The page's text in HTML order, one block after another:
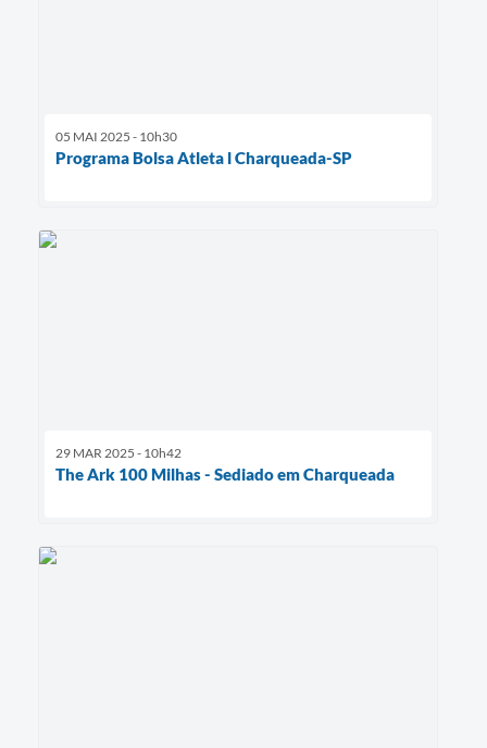
05 MAI 2025 - 10h30
Programa Bolsa Atleta l Charqueada-SP
29 MAR 2025 - 10h42
The Ark 100 Milhas - Sediado em Charqueada